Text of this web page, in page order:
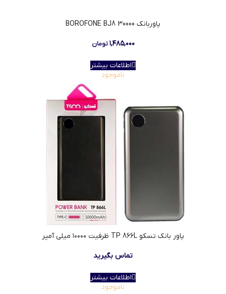
پاوربانک BOROFONE BJ8 30000
۱,۴۸۵,۰۰۰ تومان
اطلاعات بیشتر
ناموجود
پاور بانک تسکو TP 866L ظرفیت ۱۰۰۰۰ میلی آمپر
تماس بگیرید
اطلاعات بیشتر
ناموجود